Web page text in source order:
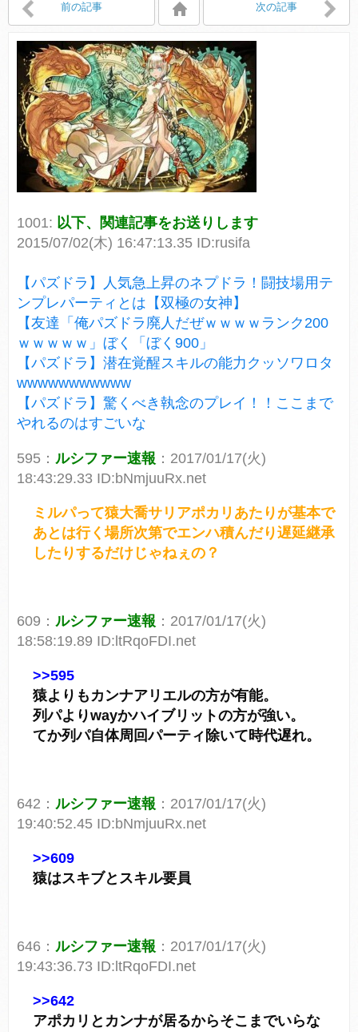
前の記事 次の記事
1001: 以下、関連記事をお送りします
2015/07/02(木) 16:47:13.35 ID:rusifa
【パズドラ】人気急上昇のネプドラ！闘技場用テ
ンプレパーティとは【双極の女神】
【友達「俺パズドラ廃人だぜｗｗｗｗランク200
ｗｗｗｗｗ」ぼく「ぼく900」
【パズドラ】潜在覚醒スキルの能力クッソワロタ
wwwwwwwwwww
【パズドラ】驚くべき執念のプレイ！！ここまで
やれるのはすごいな
595： ルシファー速報 ：2017/01/17(火)
18:43:29.33 ID:bNmjuuRx.net
ミルパって猿大喬サリアポカリあたりが基本で
あとは行く場所次第でエンハ積んだり遅延継承
したりするだけじゃねぇの？
609： ルシファー速報 ：2017/01/17(火)
18:58:19.89 ID:ltRqoFDI.net
>>595
猿よりもカンナアリエルの方が有能。
列パよりwayかハイブリットの方が強い。
てか列パ自体周回パーティ除いて時代遅れ。
642： ルシファー速報 ：2017/01/17(火)
19:40:52.45 ID:bNmjuuRx.net
>>609
猿はスキブとスキル要員
646： ルシファー速報 ：2017/01/17(火)
19:43:36.73 ID:ltRqoFDI.net
>>642
アポカリとカンナが居るからそこまでいらな